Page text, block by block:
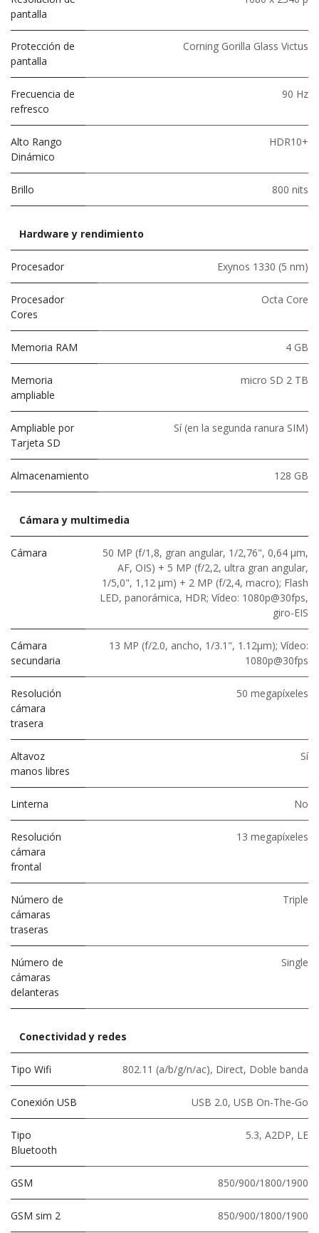
pantalla
Protección de
pantalla
Corning Gorilla Glass Victus
Frecuencia de
refresco
90 Hz
Alto Rango
Dinámico
HDR10+
Brillo 800 nits
Hardware y rendimiento
Procesador Exynos 1330 (5 nm)
Procesador
Cores
Octa Core
Memoria RAM 4 GB
Memoria
ampliable
micro SD 2 TB
Ampliable por
Tarjeta SD
Sí (en la segunda ranura SIM)
Almacenamiento 128 GB
Cámara y multimedia
Cámara
50 MP (f/1,8, gran angular, 1/2,76", 0,64 μm,
AF, OIS) + 5 MP (f/2,2, ultra gran angular,
1/5,0", 1,12 μm) + 2 MP (f/2,4, macro); Flash
LED, panorámica, HDR; Vídeo: 1080p@30fps,
giro-EIS
Cámara
secundaria
13 MP (f/2.0, ancho, 1/3.1", 1.12μm); Vídeo:
1080p@30fps
Resolución
cámara
trasera
50 megapíxeles
Altavoz
manos libres
Sí
Linterna No
Resolución
cámara
frontal
13 megapíxeles
Número de
cámaras
traseras
Triple
Número de
cámaras
delanteras
Single
Conectividad y redes
Tipo Wifi 802.11 (a/b/g/n/ac), Direct, Doble banda
Conexión USB USB 2.0, USB On-The-Go
Tipo
Bluetooth
5.3, A2DP, LE
GSM 850/900/1800/1900
GSM sim 2 850/900/1800/1900